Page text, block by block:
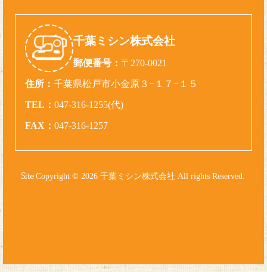
千葉ミシン株式会社
郵便番号： 〒270-0021
住所： 千葉県松戸市小金原３−１７−１５
TEL： 047-316-1255(代)
FAX： 047-316-1257
Copyright © 2026 千葉ミシン株式会社 All rights Reserved.